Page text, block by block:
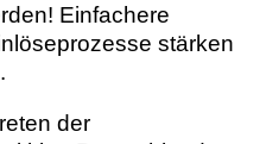
Einfachere
stärken
der